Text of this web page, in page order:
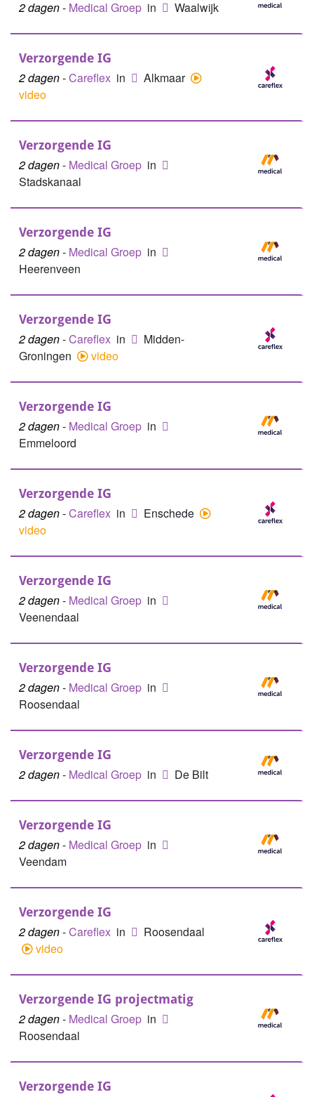
2 dagen- Medical Groep in Waalwijk
Verzorgende IG
2 dagen-Careflex in
Alkmaar
video
Verzorgende IG
2 dagen- Medical Groep in
Stadskanaal
Verzorgende IG
2 dagen- Medical Groep in
Heerenveen
Verzorgende IG
2 dagen-Careflex in
Midden-
Groningen
video
Verzorgende IG
2 dagen- Medical Groep in
Emmeloord
Verzorgende IG
2 dagen-Careflex in
Enschede
video
Verzorgende IG
2 dagen- Medical Groep in
Veenendaal
Verzorgende IG
2 dagen- Medical Groep in
Roosendaal
Verzorgende IG
2 dagen- Medical Groep in De Bilt
Verzorgende IG
2 dagen- Medical Groep in
Veendam
Verzorgende IG
2 dagen-Careflex in
Roosendaal
video
Verzorgende IG projectmatig
2 dagen- Medical Groep in
Roosendaal
Verzorgende IG